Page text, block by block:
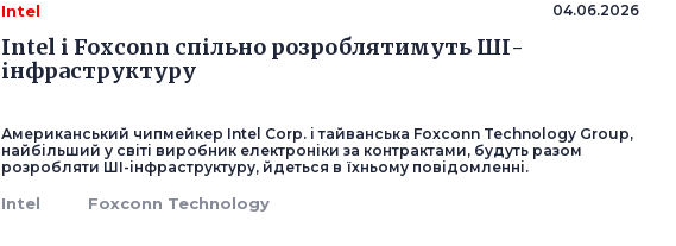
Intel 04.06.2026
Intel і Foxconn спільно розроблятимуть ШІ-
інфраструктуру
Американський чипмейкер Intel Corp. і тайванська Foxconn Technology Group,
найбільший у світі виробник електроніки за контрактами, будуть разом
розробляти ШІ-інфраструктуру, йдеться в їхньому повідомленні.
Intel Foxconn Technology